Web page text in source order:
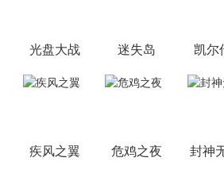
光盘大战 迷失岛 凯尔
疾风之翼 危鸡之夜 封神